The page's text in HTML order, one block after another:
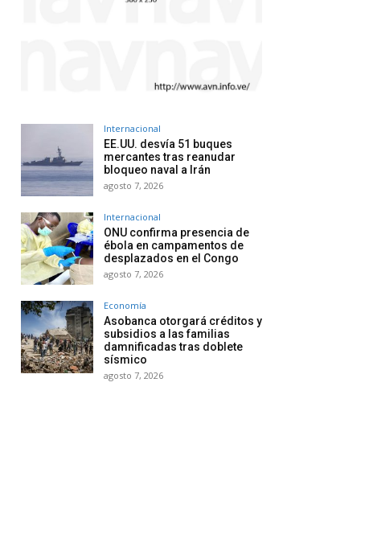
Internacional
EE.UU. desvía 51 buques
mercantes tras reanudar
bloqueo naval a Irán
agosto 7, 2026
Internacional
ONU confirma presencia de
ébola en campamentos de
desplazados en el Congo
agosto 7, 2026
Economía
Asobanca otorgará créditos y
subsidios a las familias
damnificadas tras doblete
sísmico
agosto 7, 2026